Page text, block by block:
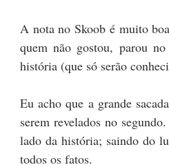
A nota no Skoob é muito
quem não gostou, parou
história (que só serão
Eu acho que a grande
serem revelados no
lado da história; saindo do
todos os fatos.